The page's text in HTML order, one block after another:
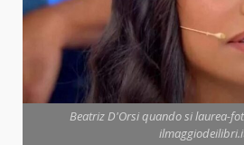
Beatriz D'Orsi quando si laurea-